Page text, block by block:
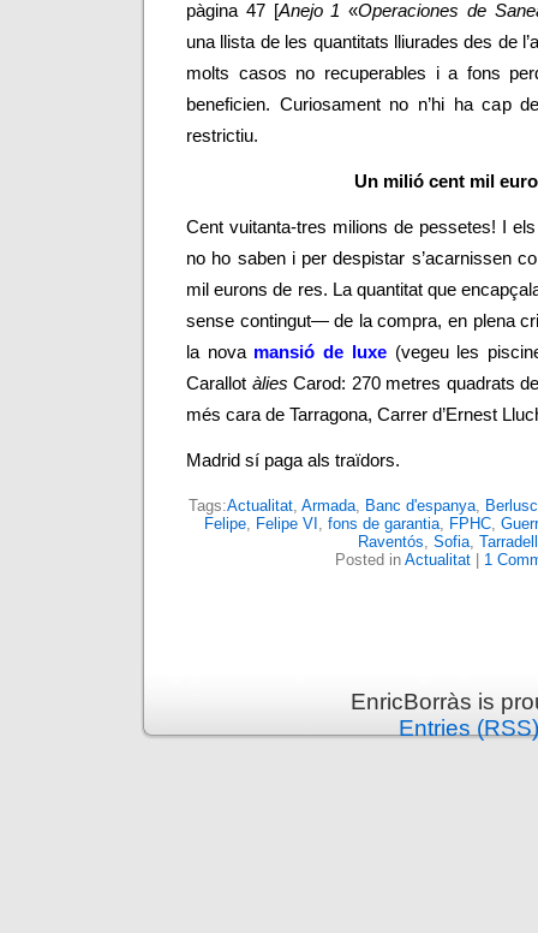
pàgina 47 [Anejo 1 «Operaciones de
una llista de les quantitats lliurades des de
molts casos no recuperables ia fons
beneficien. Curiosament no n’hi ha cap
restrictiu.
Un milió cent mil
Cent vuitanta-tres milions de pessetes! I els
no ho saben i per despistar s’acarnissen
mil eurons de res. La quantitat que
sense contingut—de la compra, en plena
la nova mansió de luxe(vegeu les
Carallot àlies Carod: 270 metres quadrats
més cara de Tarragona, Carrer d’Ernest
Madrid sí paga als traïdors.
Tags:Actualitat, Armada, Banc d'espanya,
Felipe, Felipe VI , fons de garantia, FPHC,
Raventós, Sofia,
Posted in Actualitat 1
EnricBorràs is
Entries (RSS)